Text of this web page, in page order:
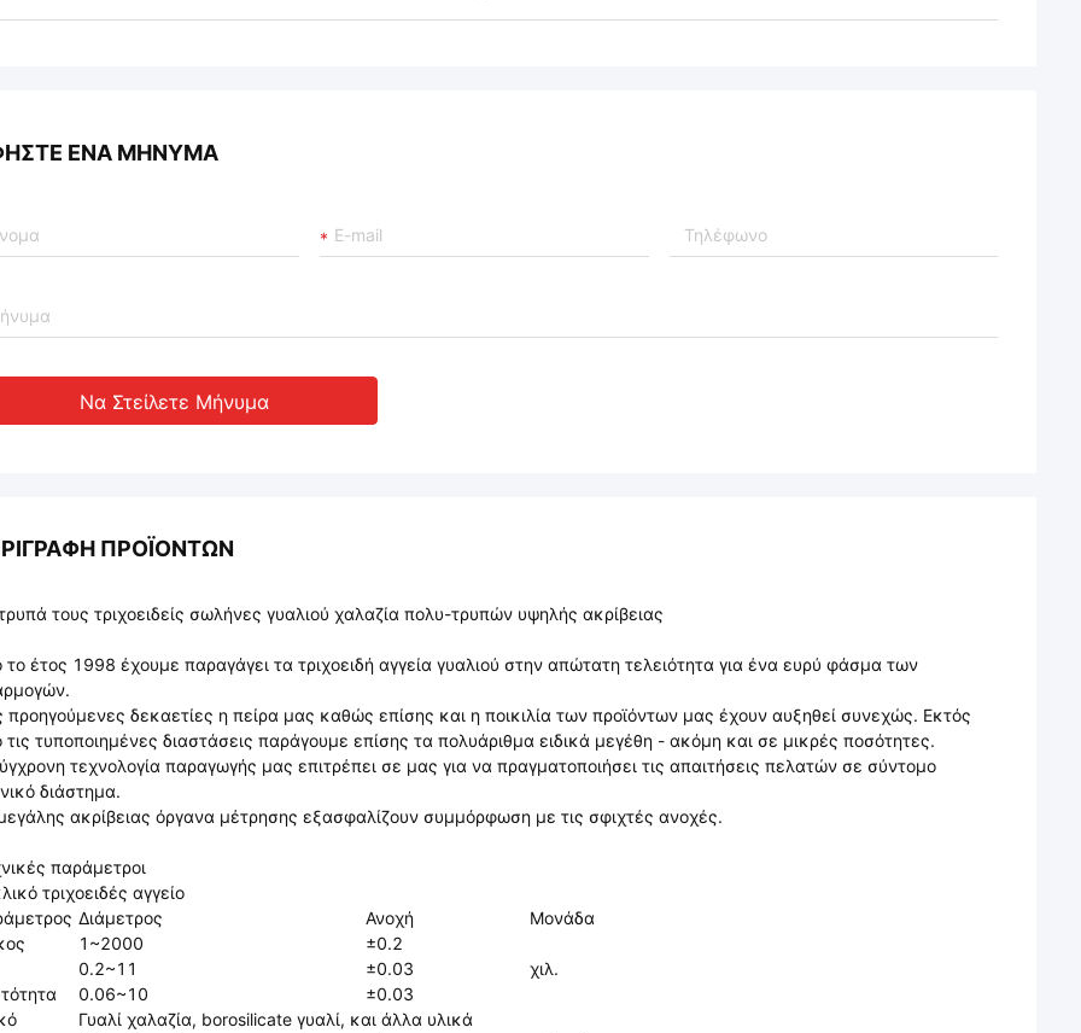
ΈΝΑ ΜΉΝΥΜΑ
Να Στείλετε Μήνυμα
ΠΡΟΪΌΝΤΩΝ
τους τριχοειδείς σωλήνες γυαλιού χαλαζία πολυ-τρυπών υψηλής ακρίβειας
το έτος 1998 έχουμε παραγάγει τα τριχοειδή αγγεία γυαλιού στην απώτατη τελειότητα για ένα ευρύ φάσμα των
προηγούμενες δεκαετίες η πείρα μας καθώς επίσης και η ποικιλία των προϊόντων μας έχουν αυξηθεί συνεχώς. Εκτός
τις τυποποιημένες διαστάσεις παράγουμε επίσης τα πολυάριθμα ειδικά μεγέθη - ακόμη και σε μικρές ποσότητες.
τεχνολογία παραγωγής μας επιτρέπει σε μας για να πραγματοποιήσει τις απαιτήσεις πελατών σε σύντομο
διάστημα.
ακρίβειας όργανα μέτρησης εξασφαλίζουν συμμόρφωση με τις σφιχτές ανοχές.
παράμετροι
τριχοειδές αγγείο
Διάμετρος Ανοχή
Μονάδα
1~2000
±0.2
χιλ.
0.2~11
±0.03
0.06~10
±0.03
Γυαλί χαλαζία, borosilicate γυαλί, και άλλα υλικά